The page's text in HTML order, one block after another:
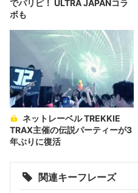
でパリピ！ ULTRA JAPANコラ
ボも
TRAX主催の伝説パーティーが3
年ぶりに復活
関連キーフレーズ